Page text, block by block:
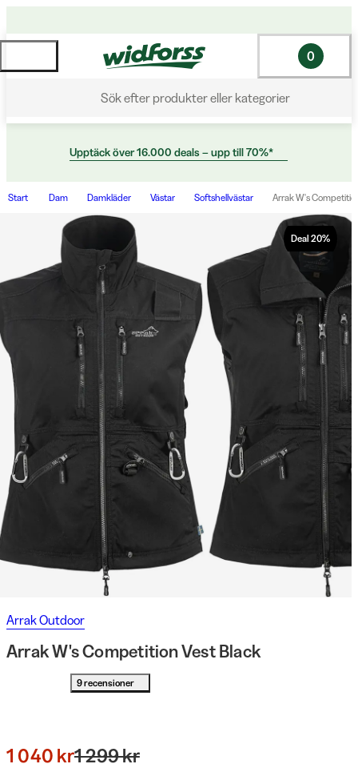
Sök efter produkter eller kategorier
0
Upptäck över 16.000 deals – upp till 70%*
Start Dam Damkläder Västar Softshellvästar Arrak W's
Deal 20%
Arrak Outdoor
Arrak W's Competition Vest Black
9 recensioner
1 040 kr1 299 kr